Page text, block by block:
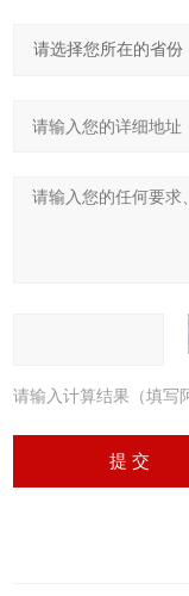
请输入计算结果（填写